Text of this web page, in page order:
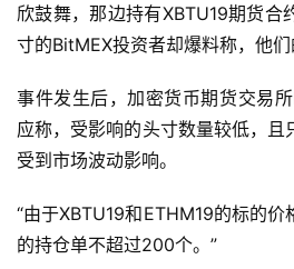
欣鼓舞，那边持有XBTU19期货合
寸的BitMEX投资者却爆料称，他们
事件发生后，加密货币期货交易
应称，受影响的头寸数量较低，且
受到市场波动影响。
“由于XBTU19和ETHM19的标的
的持仓单不超过200个。”